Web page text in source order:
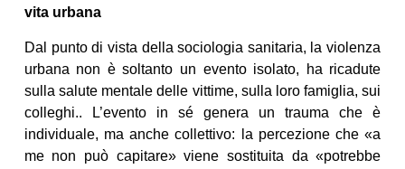
vita urbana
Dal punto di vista della sociologia sanitaria, la violenza
urbana non è soltanto un evento isolato, ha ricadute
sulla salute mentale delle vittime, sulla loro famiglia, sui
colleghi.. L’evento in sé genera un trauma che è
individuale, ma anche collettivo: la percezione che «a
me non può capitare» viene sostituita da «potrebbe